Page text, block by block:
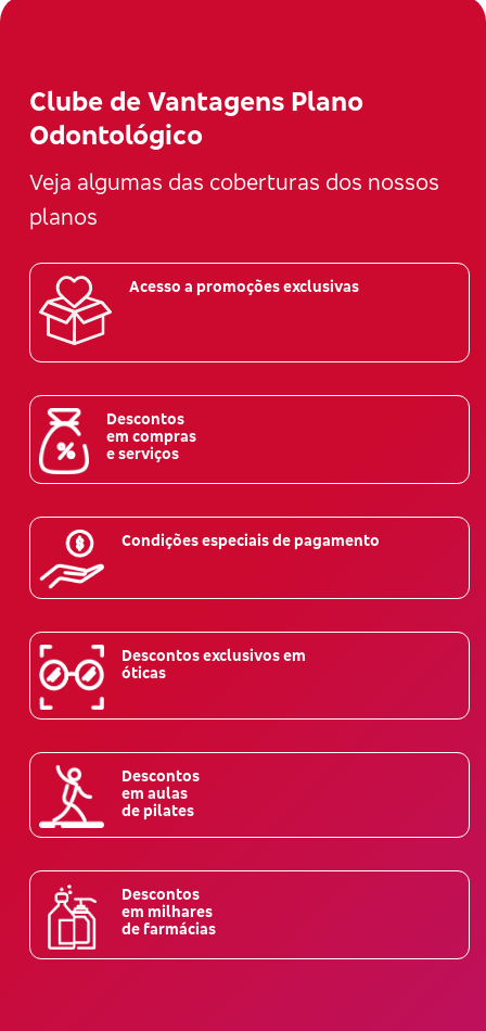
Clube de Vantagens Plano
Odontológico
Veja algumas das coberturas dos nossos
planos
Acesso a promoções exclusivas
Descontos
em compras
e serviços
Condições especiais de pagamento
Descontos exclusivos em
óticas
Descontos
em aulas
de pilates
Descontos
em milhares
de farmácias